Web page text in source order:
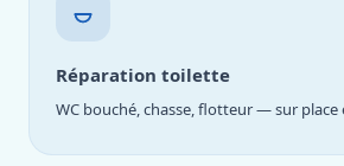
Réparation toilette
WC bouché, chasse, flotteur — sur place